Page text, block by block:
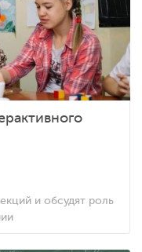
и обсудят роль